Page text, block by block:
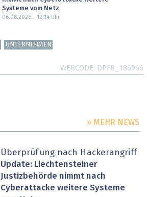
Systeme vom Netz
06.08.2026 - 12:14Uhr
UNTERNEHMEN
WEBCODE DPF8_186966
» MEHR NEWS
Überprüfung nach Hackerangriff
Update: Liechtensteiner
Justizbehörde nimmt nach
Cyberattacke weitere Systeme